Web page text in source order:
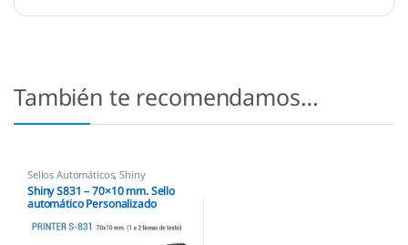
También te recomendamos…
Sellos Automáticos,Shiny
Shiny S831 – 70×10 mm. Sello
automático Personalizado